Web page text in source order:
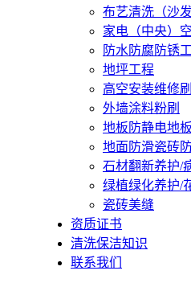
布艺清洗（沙
家电（中央）
防水防腐防锈
地坪工程
高空安装维修
外墙涂料粉刷
地板防静电地
地面防滑瓷砖
石材翻新养护/
绿植绿化养护/
瓷砖美缝
资质证书
清洗保洁知识
联系我们